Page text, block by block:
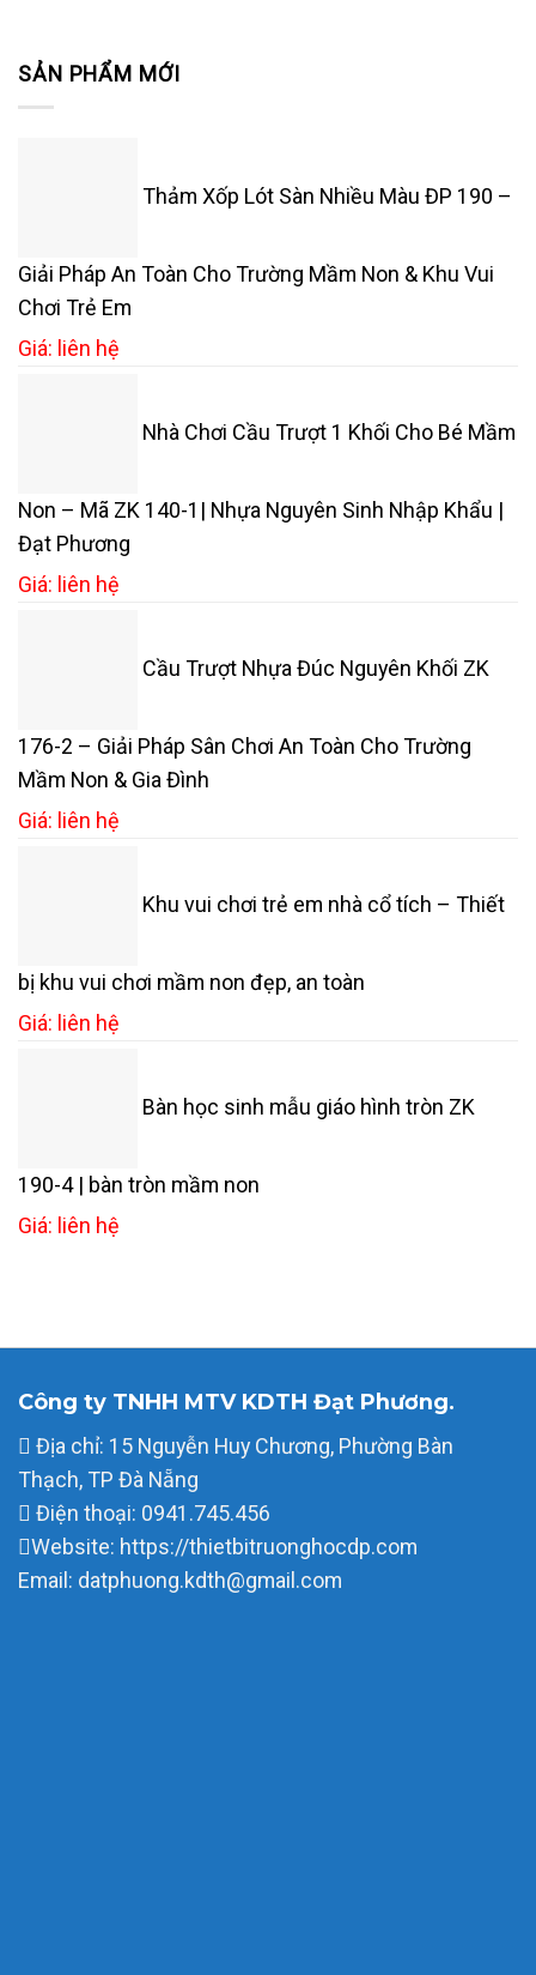
SẢN PHẨM MỚI
Thảm Xốp Lót Sàn Nhiều Màu ĐP 190 –
Giải Pháp An Toàn Cho Trường Mầm Non & Khu Vui
Chơi Trẻ Em
Giá: liên hệ
Nhà Chơi Cầu Trượt 1 Khối Cho Bé Mầm
Non – Mã ZK 140-1| Nhựa Nguyên Sinh Nhập Khẩu |
Đạt Phương
Giá: liên hệ
Cầu Trượt Nhựa Đúc Nguyên Khối ZK
176-2 – Giải Pháp Sân Chơi An Toàn Cho Trường
Mầm Non & Gia Đình
Giá: liên hệ
Khu vui chơi trẻ em nhà cổ tích – Thiết
bị khu vui chơi mầm non đẹp, an toàn
Giá: liên hệ
Bàn học sinh mẫu giáo hình tròn ZK
190-4 | bàn tròn mầm non
Giá: liên hệ
Công ty TNHH MTV KDTH Đạt Phương.
Địa chỉ: 15 Nguyễn Huy Chương, Phường Bàn
Thạch, TP Đà Nẵng
Điện thoại: 0941.745.456
Website: https://thietbitruonghocdp.com
Email: datphuong.kdth@gmail.com